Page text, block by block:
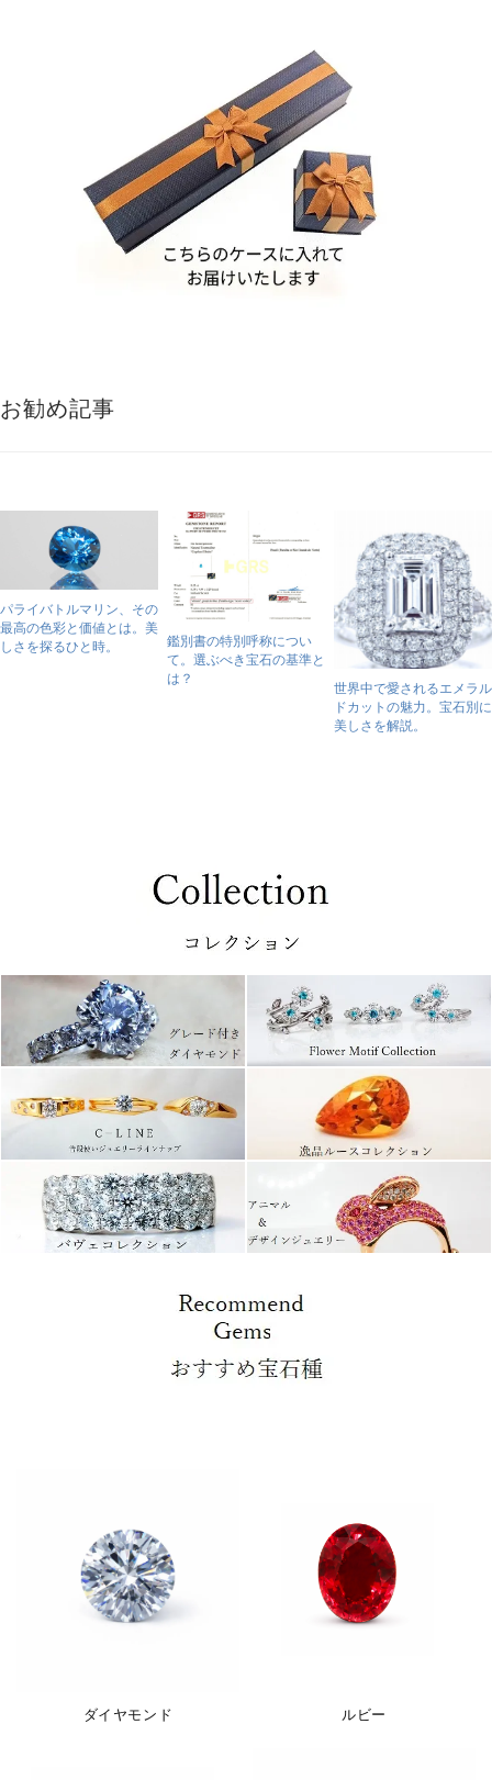
お勧め記事
パライバトルマリン、その
最高の色彩と価値とは。美
しさを探るひと時。
鑑別書の特別呼称につい
て。選ぶべき宝石の基準と
は？
世界中で愛されるエメラル
ドカットの魅力。宝石別に
美しさを解説。
ダイヤモンド ルビー